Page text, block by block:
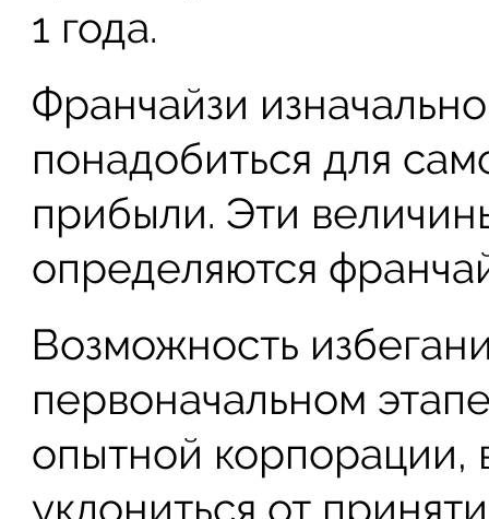
1 года.
Франчайзи
понадобиться для
прибыли. Эти
определяются
Возможность
первоначальном
опытной корпорации,
уклониться от